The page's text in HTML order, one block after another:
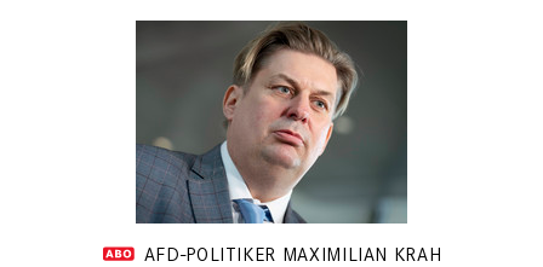
AFD-POLITIKER MAXIMILIAN KRAH